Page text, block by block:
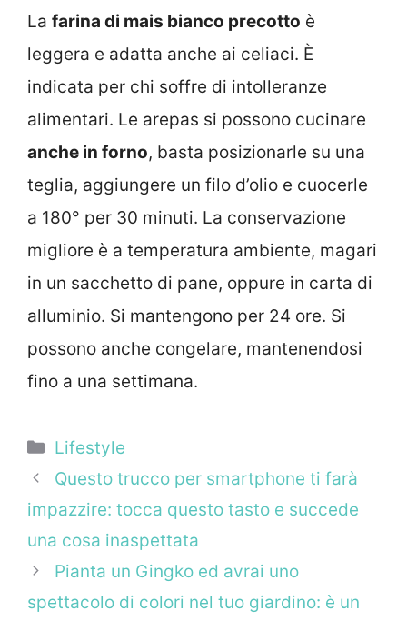
La farina di mais bianco precotto è
leggera e adatta anche ai celiaci. È
indicata per chi soffre di intolleranze
alimentari. Le arepas si possono cucinare
anche in forno, basta posizionarle su una
teglia, aggiungere un filo d’olio e cuocerle
a 180° per 30 minuti. La conservazione
migliore è a temperatura ambiente, magari
in un sacchetto di pane, oppure in carta di
alluminio. Si mantengono per 24 ore. Si
possono anche congelare, mantenendosi
fino a una settimana.
Categorie
Lifestyle
Questo trucco per smartphone ti farà
impazzire: tocca questo tasto e succede
una cosa inaspettata
Pianta un Gingko ed avrai uno
spettacolo di colori nel tuo giardino: è un